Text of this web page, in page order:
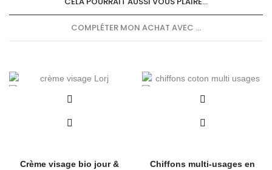
COMPLÉTER MON ACHAT AVEC ...
Crème visage bio jour &
Chiffons multi-usages en